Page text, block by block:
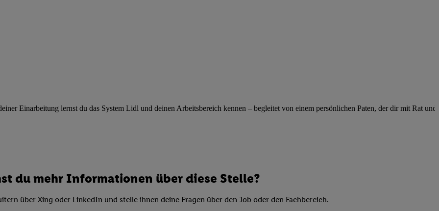
Einarbeitung lernst du das System Lidl und deinen Arbeitsbereich kennen – begleitet von einem persönlichen Paten, der dir mit Rat und
du mehr Informationen über diese Stelle?
über Xing oder LinkedIn und stelle ihnen deine Fragen über den Job oder den Fachbereich.
Inhalten, Abgleichung und Kombination von Daten aus unterschiedlichen Quellen,
Statistiken oder Kombinationen von Daten aus verschiedenen Quellen. Verwendung